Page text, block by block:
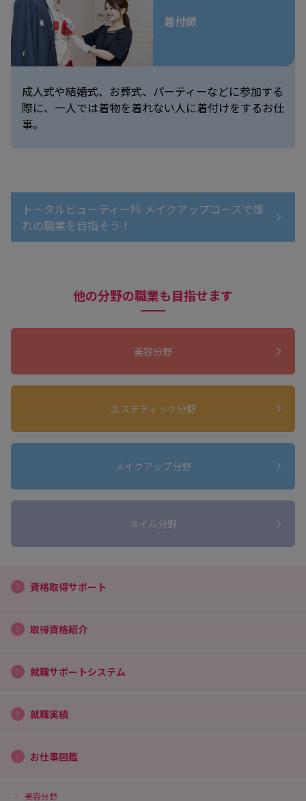
着付師
成人式や結婚式、お葬式、パーティーなどに参加する
際に、一人では着物を着れない人に着付けをするお仕
事。
トータルビューティー科 メイクアップコースで憧
れの職業を目指そう！
他の分野の職業も目指せます
美容分野
エステティック分野
メイクアップ分野
ネイル分野
資格取得サポート
取得資格紹介
就職サポートシステム
就職実績
お仕事図鑑
美容分野